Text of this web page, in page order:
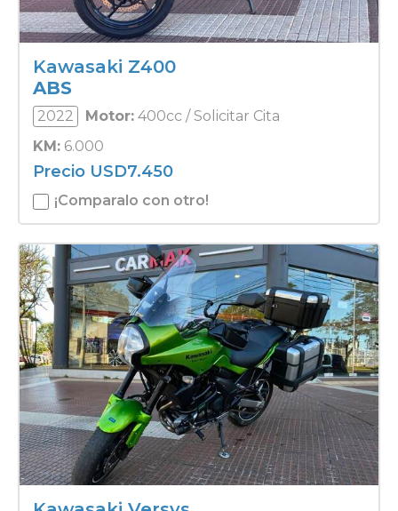
Kawasaki Z400
ABS
2022 Motor: 400cc / Solicitar Cita
KM: 6.000
Precio USD7.450
¡Comparalo con otro!